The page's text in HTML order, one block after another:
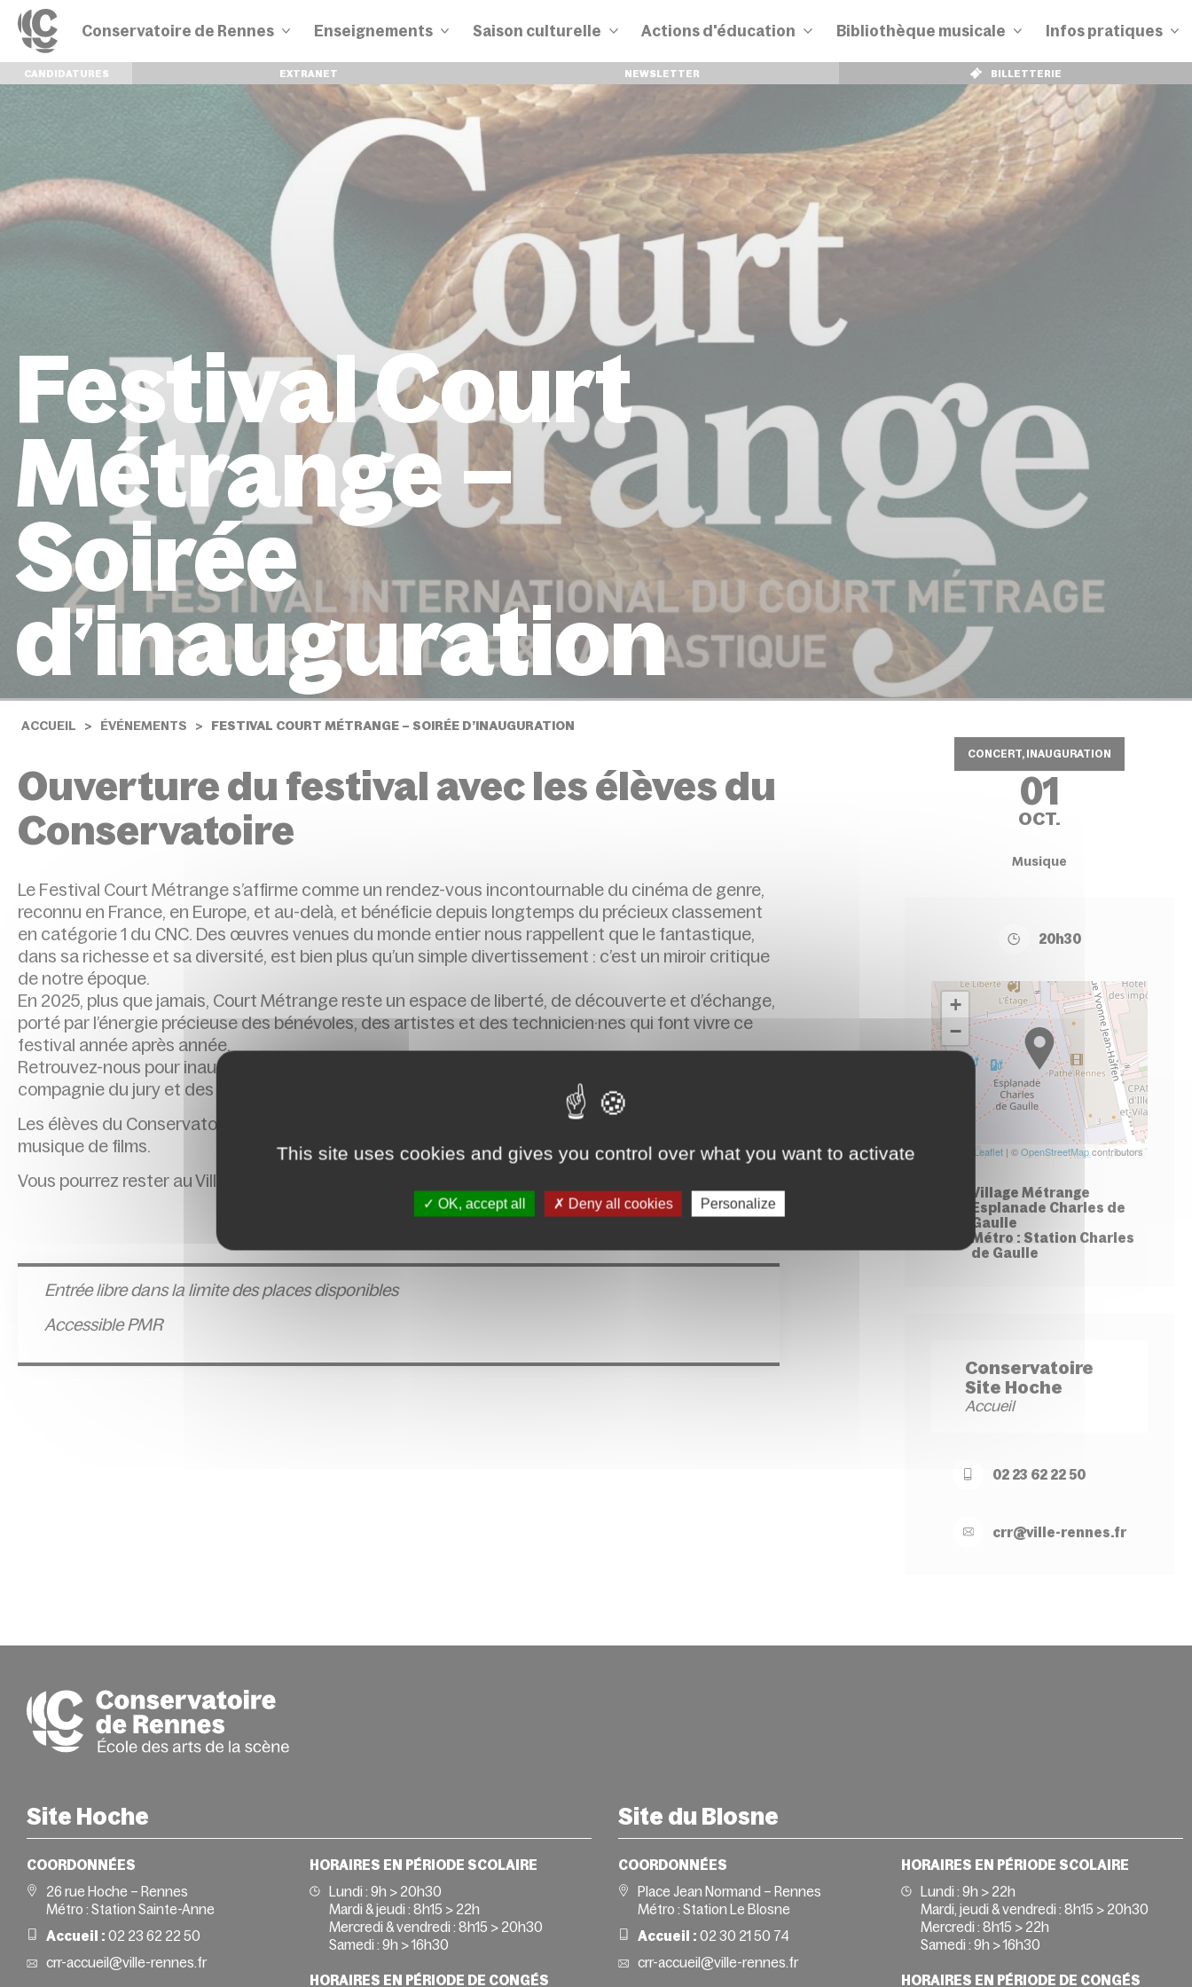
Conservatoire de Rennes Enseignements
Disciplines
Parcours
Saison culturelle Actions d'éducation Bibliothèque musicale Infos pratiques
CANDIDATURES EXTRANET NEWSLETTER BILLETTERIE
Festival Court
Métrange –
Soirée
d’inauguration
ACCUEIL ÉVÉNEMENTS FESTIVAL COURT MÉTRANGE – SOIRÉE D’INAUGURATION
Ouverture du festival avec les élèves du
Conservatoire
Le Festival Court Métrange s’affirme comme un rendez-vous incontournable du cinéma de genre,
reconnu en France, en Europe, et au-delà, et bénéficie depuis longtemps du précieux classement
en catégorie 1 du CNC. Des œuvres venues du monde entier nous rappellent que le fantastique,
dans sa richesse et sa diversité, est bien plus qu’un simple divertissement : c’est un miroir critique
de notre époque.
En 2025, plus que jamais, Court Métrange reste un espace de liberté, de découverte et d’échange,
porté par l’énergie précieuse des bénévoles, des artistes et des technicien·nes qui font vivre ce
festival année après année.
Retrouvez-nous pour inaugurer le lancement de la 21ᵉ édition du Festival Court Métrange en
compagnie du jury et des invité·es.
Les élèves du Conservatoire de Rennes en profitent pour vous offrir un concert autour de la
musique de films.
Vous pourrez rester au Village Métrange pour une partie frissonnante de Mystérium.
Entrée libre dans la limite des places disponibles
Accessible PMR
CONCERT, INAUGURATION
01
OCT.
Musique
20h30
+
−
Leaflet| ©OpenStreetMapcontributors
Village Métrange
Esplanade Charles de
Gaulle
Métro : Station Charles
de Gaulle
Conservatoire
Site Hoche
Accueil
02 23 62 22 50
crr@ville-rennes.fr
Site Hoche
COORDONNÉES
26 rue Hoche – Rennes
Métro : Station Sainte-Anne
Accueil : 02 23 62 22 50
crr-accueil@ville-rennes.fr
HORAIRES EN PÉRIODE SCOLAIRE
Lundi : 9h > 20h30
Mardi & jeudi : 8h15 > 22h
Mercredi & vendredi : 8h15 > 20h30
Samedi : 9h > 16h30
HORAIRES EN PÉRIODE DE CONGÉS
Site du Blosne
COORDONNÉES
Place Jean Normand – Rennes
Métro : Station Le Blosne
Accueil : 02 30 21 50 74
crr-accueil@ville-rennes.fr
HORAIRES EN PÉRIODE SCOLAIRE
Lundi : 9h > 22h
Mardi, jeudi & vendredi : 8h15 > 20h30
Mercredi : 8h15 > 22h
Samedi : 9h > 16h30
HORAIRES EN PÉRIODE DE CONGÉS
This site uses cookies and gives you control over what you want to activate
OK, accept all Deny all cookies Personalize